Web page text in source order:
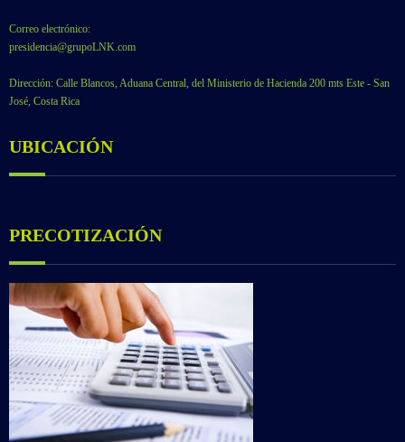
Correo electrónico:
presidencia@grupoLNK.com
Dirección: Calle Blancos, Aduana Central, del Ministerio de Hacienda 200 mts Este - San
José, Costa Rica
UBICACIÓN
PRECOTIZACIÓN